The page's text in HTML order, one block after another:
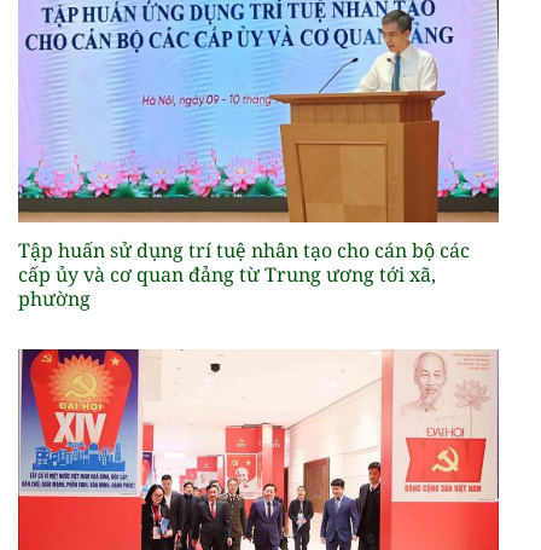
Tập huấn sử dụng trí tuệ nhân tạo cho cán bộ các
cấp ủy và cơ quan đảng từ Trung ương tới xã,
phường